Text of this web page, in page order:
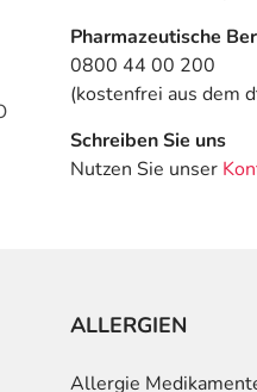
Pharmazeutische
0800 44 00 200
(kostenfrei aus dem
Schreiben Sie uns
Nutzen Sie unser
ALLERGIEN
Allergie